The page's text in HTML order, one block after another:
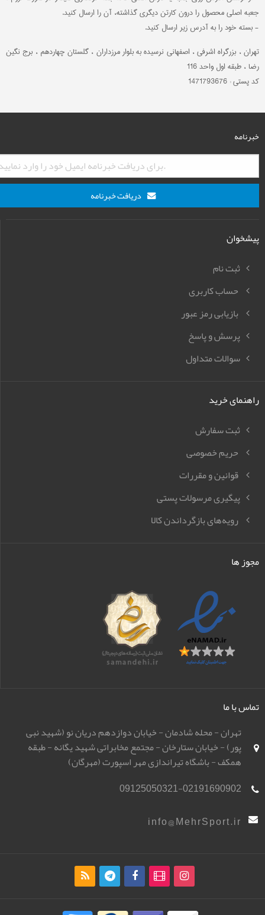
جعبه اصلی محصول را درون کارتن دیگری گذاشته، آن را ارسال کنید.
- بسته خود را به آدرس زیر ارسال کنید.
تهران ، بزرگراه اشرفی ، اصفهانی نرسیده به بلوار مرزداران ، گلستان چهاردهم ، برج نگین
رضا ، طبقه اول واحد 116
کد پستي : 1471793676
خبرنامه
دریافت خبرنامه
پیشخوان
ثبت نام
حساب کاربری
بازیابی رمز عبور
پرسش و پاسخ
سوالات متداول
راهنمای خرید
ثبت سفارش
حریم خصوصی
قوانین و مقررات
پیگیری مرسولات پستی
رویه‌های بازگرداندن کالا
مجوز ها
تماس با ما
تهران - محله شادمان - خیابان دوازدهم دریان نو (شهید نبی
پور) - خیابان ستارخان - مجتمع مخابراتی شهید یگانه - طبقه
همکف - باشگاه تیراندازی مهر اسپورت (مهرگان)
09125050321-02191690902
info@MehrSport.ir